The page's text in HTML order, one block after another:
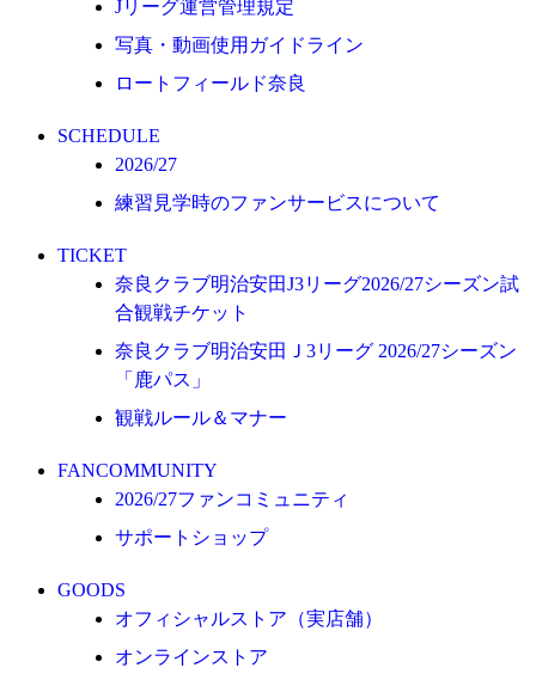
サポートショップ
GOODS
ACADEMY
プロジェクト
コーチ&スタッフ
ジュニア
ジュニアユース
ユース
練習拠点（ナラディーア）
2026/27 パートナー企業
パートナー募集
クラブ理念
Jリーグ運営管理規定
写真・動画使用ガイドライン
ロートフィールド奈良
SCHEDULE
2026/27
練習見学時のファンサービスについて
TICKET
奈良クラブ明治安田J3リーグ2026/27シーズン試
合観戦チケット
奈良クラブ明治安田Ｊ3リーグ 2026/27シーズン
「鹿パス」
観戦ルール＆マナー
FANCOMMUNITY
2026/27ファンコミュニティ
サポートショップ
GOODS
オフィシャルストア（実店舗）
オンラインストア